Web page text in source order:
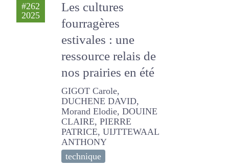
#262
2025
Les cultures
fourragères
estivales : une
ressource relais de
nos prairies en été
GIGOT Carole, DUCHENE
DAVID, Morand Elodie,
DOUINE CLAIRE, PIERRE
PATRICE, UIJTTEWAAL
ANTHONY
technique